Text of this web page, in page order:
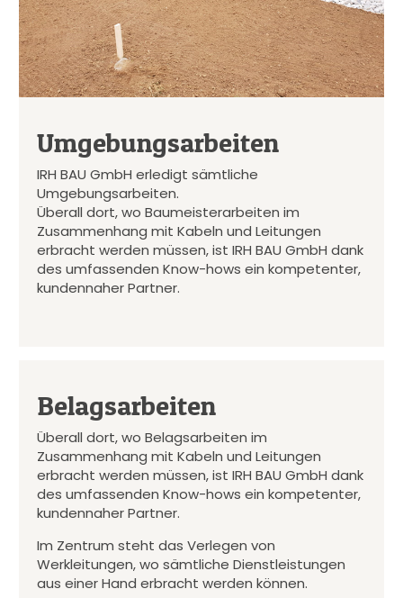
Umgebungsarbeiten
IRH BAU GmbH erledigt sämtliche
Umgebungsarbeiten.
Überall dort, wo Baumeisterarbeiten im
Zusammenhang mit Kabeln und Leitungen
erbracht werden müssen, ist IRH BAU GmbH dank
des umfassenden Know-hows ein kompetenter,
kundennaher Partner.
Belagsarbeiten
Überall dort, wo Belagsarbeiten im
Zusammenhang mit Kabeln und Leitungen
erbracht werden müssen, ist IRH BAU GmbH dank
des umfassenden Know-hows ein kompetenter,
kundennaher Partner.
Im Zentrum steht das Verlegen von
Werkleitungen, wo sämtliche Dienstleistungen
aus einer Hand erbracht werden können.